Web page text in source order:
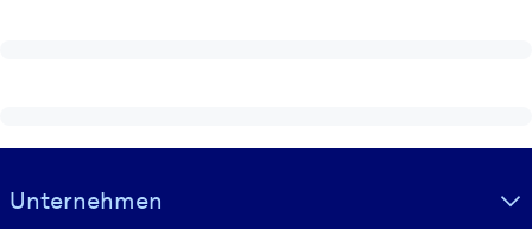
Visually hidden Text
Unternehmen